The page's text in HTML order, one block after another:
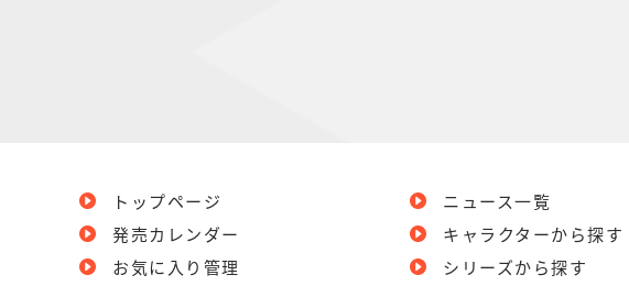
トップページ
発売カレンダー
お気に入り管理
ニュース一覧
キャラクターから探す
シリーズから探す